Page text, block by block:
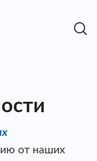
от наших